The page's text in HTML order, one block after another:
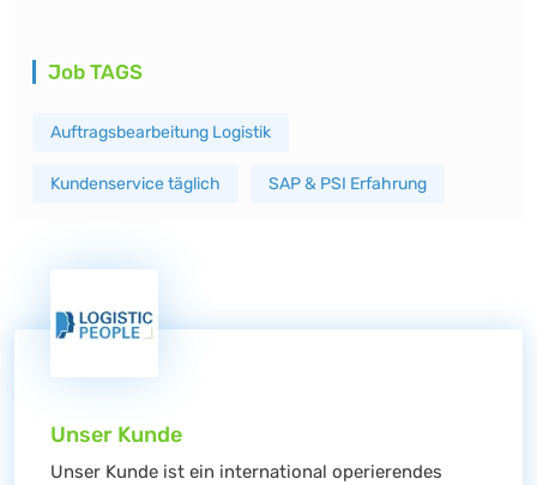
Job TAGS
Auftragsbearbeitung Logistik
Kundenservice täglich SAP & PSI Erfahrung
Unser Kunde
Unser Kunde ist ein international operierendes